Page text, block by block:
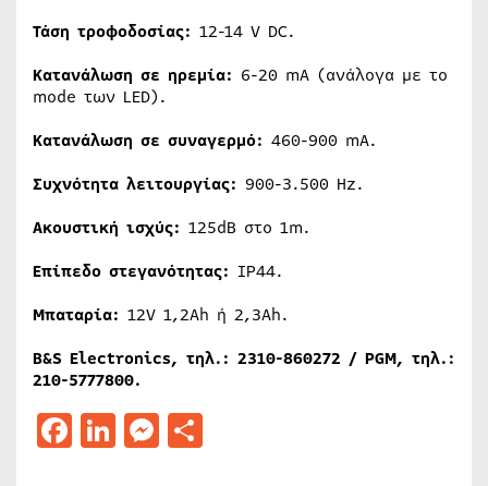
Τάση τροφοδοσίας: 12-14 V DC.
Κατανάλωση σε ηρεμία: 6-20 mA (ανάλογα με το
mode των LED).
Κατανάλωση σε συναγερμό: 460-900 mA.
Συχνότητα λειτουργίας: 900-3.500 Hz.
Ακουστική ισχύς: 125dB στο 1m.
Επίπεδο στεγανότητας: IP44.
Μπαταρία: 12V 1,2Ah ή 2,3Ah.
B&S Electronics, τηλ.: 2310-860272 / PGM, τηλ.:
210-5777800.
Facebook
LinkedIn
Messenger